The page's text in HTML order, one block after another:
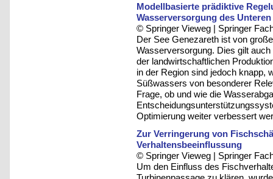
Modellbasierte prädiktive
Wasserversorgung des
© Springer Vieweg | Springer
Der See Genezareth ist von
Wasserversorgung. Dies gilt
der landwirtschaftlichen
in der Region sind jedoch knapp,
Süßwassers von besonderer
Frage, ob und wie die
Optimierung weiter verbessert
Zur Verringerung von
Verhaltensbeeinflussung
© Springer Vieweg | Springer
Um den Einfluss des